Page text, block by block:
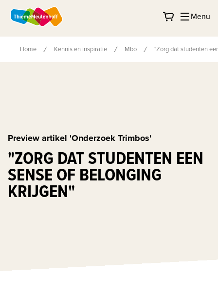
Menu
Home Kennis en inspiratie Mbo "Zorg dat studenten
Preview artikel 'Onderzoek Trimbos'
"ZORG DAT STUDENTEN EEN
SENSE OF BELONGING
KRIJGEN"